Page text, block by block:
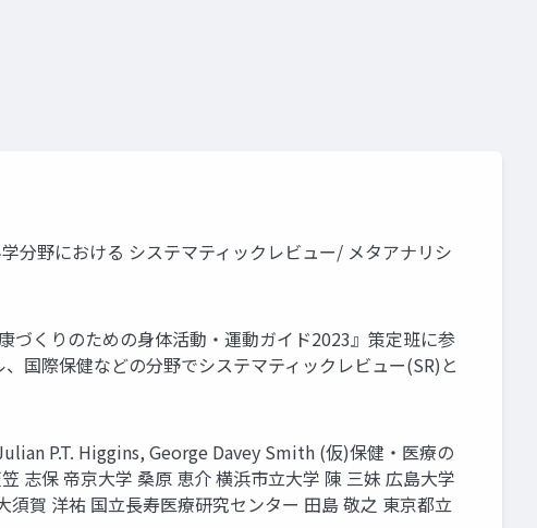
分野における システマティックレビュー/ メタアナリシ
くりのための身体活動・運動ガイド2023』策定班に参
国際保健などの分野でシステマティックレビュー(SR)と
P.T. Higgins, George Davey Smith (仮)保健・医療の
志保 帝京大学 桑原 恵介 横浜市立大学 陳 三妹 広島大学
賀 洋祐 国立長寿医療研究センター 田島 敬之 東京都立